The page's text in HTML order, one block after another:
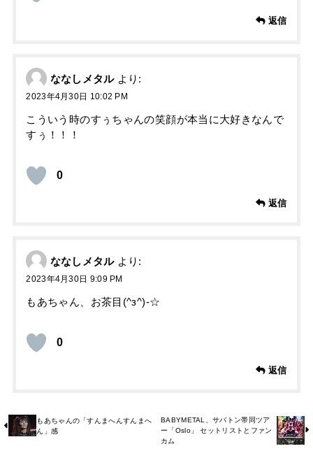
返信
ななしメタル より:
2023年4月30日 10:02 PM
こういう時のすぅちゃんの笑顔が本当に大好きなんで
すぅ！！！
0
返信
ななしメタル より:
2023年4月30日 9:09 PM
もあちゃん、お茶目(^з^)-☆
0
返信
もあちゃんの「すんまへんすんまへ
ん」感
BABYMETAL、サバトン帯同ツア
ー「Oslo」 セットリストとファン
カム